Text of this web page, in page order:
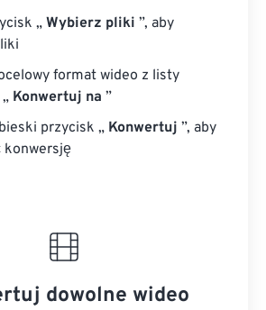
„ Wybierz pliki ”, aby
format wideo z listy
Konwertuj na ”
przycisk „ Konwertuj ”, aby
konwersję
dowolne wideo